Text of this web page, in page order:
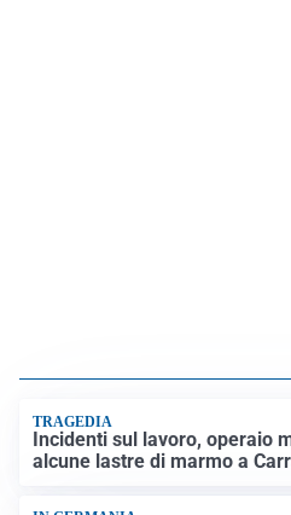
TRAGEDIA
Incidenti sul lavoro, operaio
alcune lastre di marmo a